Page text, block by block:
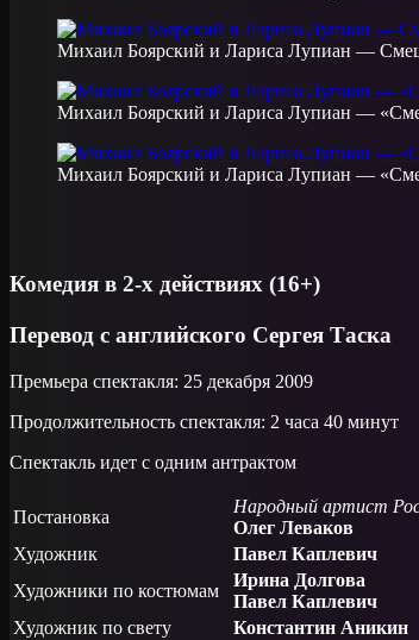
Михаил Боярский и Лариса Лупиан —
Михаил Боярский и Лариса Лупиан —
Михаил Боярский и Лариса Лупиан —
Комедия в 2-х действиях (16+)
Перевод с английского Сергея Таска
Премьера спектакля: 25 декабря 2009
Продолжительность спектакля: 2 часа 40 минут
Спектакль идет с одним антрактом
Постановка
Народный артист
Олег Леваков
Художник
Павел Каплевич
Художники по костюмам
Ирина Долгова
Павел Каплевич
Художник по свету
Константин Аникин